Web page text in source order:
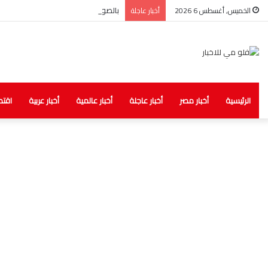
الخميس, أغسطس 6 2026 أخبار عاجلة بالصور.. الصحة: ضبط مخزن غير مرخص
الرئيسية أخبار مصر أخبار عاجلة أخبار عالمية أخبار عربية